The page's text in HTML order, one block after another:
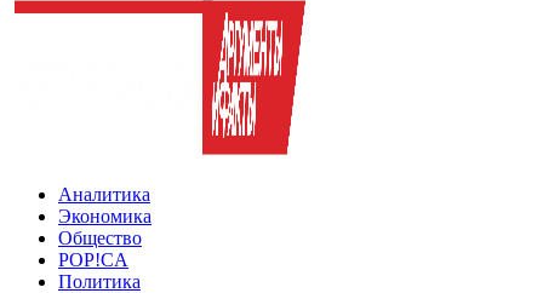
Аналитика
Экономика
Общество
POP!CA
Политика